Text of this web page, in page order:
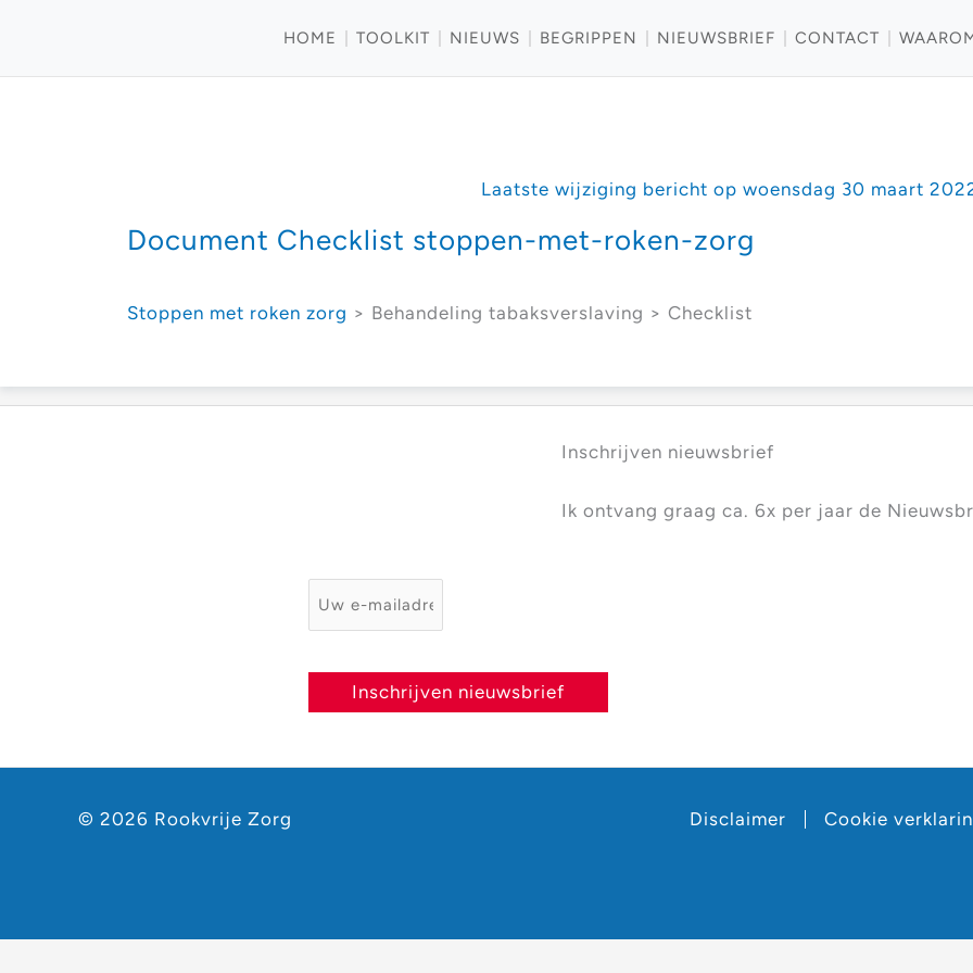
HOME TOOLKIT NIEUWS BEGRIPPEN NIEUWSBRIEF CONTACT
Laatste wijziging bericht op woensdag 30 maart
Document Checklist stoppen-met-roken-zorg
Stoppen met roken zorg > Behandeling tabaksverslaving > Checklist
Inschrijven nieuwsbrief
Ik ontvang graag ca. 6x per jaar de
E-mailadres *
Inschrijven nieuwsbrief
© 2026 Rookvrije Zorg Disclaimer Cookie